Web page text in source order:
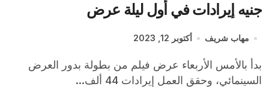
جنيه إيرادات في أول ليلة عرض
مهاب شريف أكتوبر 12, 2023
بدأ بالأمس الأربعاء عرض فيلم من بطولة بدور العرض
السينمائي، وحقق العمل إيرادات 44 ألف...